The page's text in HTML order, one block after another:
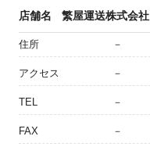
店舗名 繁屋運送株式会社
住所 －
アクセス －
TEL －
FAX －